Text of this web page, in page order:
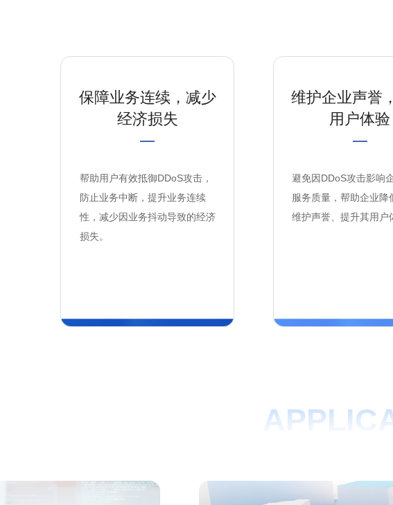
保障业务连续，减少
经济损失
帮助用户有效抵御DDoS攻击，
防止业务中断，提升业务连续
性，减少因业务抖动导致的经济
损失。
维护企业声誉
用户体验
避免因DDoS攻击影响
服务质量，帮助企业降
维护声誉、提升其用户